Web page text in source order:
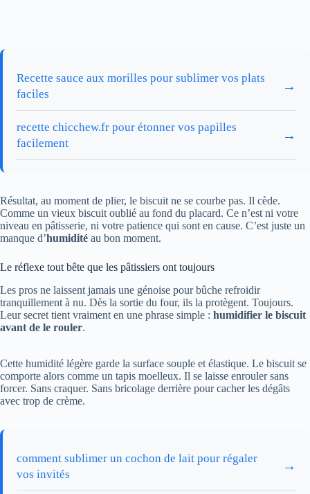
Recette sauce aux morilles pour sublimer vos plats
faciles
→
recette chicchew.fr pour étonner vos papilles
facilement
→
Résultat, au moment de plier, le biscuit ne se courbe pas. Il cède.
Comme un vieux biscuit oublié au fond du placard. Ce n’est ni votre
niveau en pâtisserie, ni votre patience qui sont en cause. C’est juste un
manque d’humidité au bon moment.
Le réflexe tout bête que les pâtissiers ont toujours
Les pros ne laissent jamais une génoise pour bûche refroidir
tranquillement à nu. Dès la sortie du four, ils la protègent. Toujours.
Leur secret tient vraiment en une phrase simple : humidifier le biscuit
avant de le rouler.
Cette humidité légère garde la surface souple et élastique. Le biscuit se
comporte alors comme un tapis moelleux. Il se laisse enrouler sans
forcer. Sans craquer. Sans bricolage derrière pour cacher les dégâts
avec trop de crème.
comment sublimer un cochon de lait pour régaler
vos invités
→